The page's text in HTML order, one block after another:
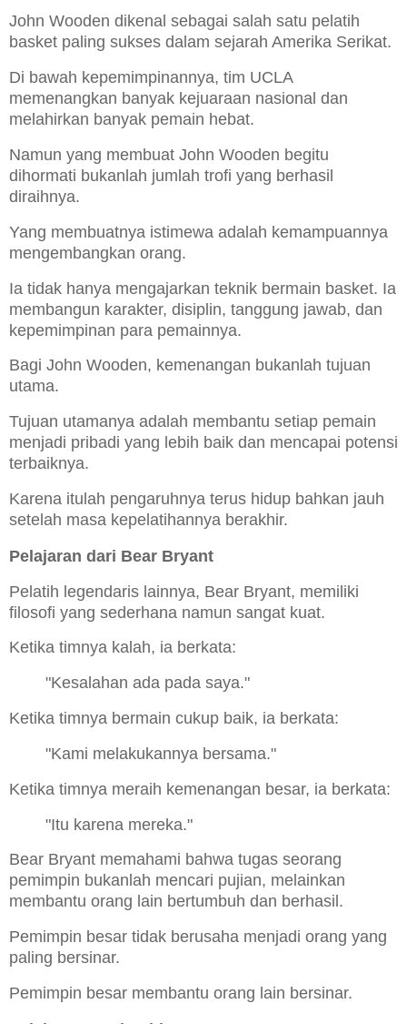
John Wooden dikenal sebagai salah satu pelatih
basket paling sukses dalam sejarah Amerika Serikat.
Di bawah kepemimpinannya, tim UCLA
memenangkan banyak kejuaraan nasional dan
melahirkan banyak pemain hebat.
Namun yang membuat John Wooden begitu
dihormati bukanlah jumlah trofi yang berhasil
diraihnya.
Yang membuatnya istimewa adalah kemampuannya
mengembangkan orang.
Ia tidak hanya mengajarkan teknik bermain basket. Ia
membangun karakter, disiplin, tanggung jawab, dan
kepemimpinan para pemainnya.
Bagi John Wooden, kemenangan bukanlah tujuan
utama.
Tujuan utamanya adalah membantu setiap pemain
menjadi pribadi yang lebih baik dan mencapai potensi
terbaiknya.
Karena itulah pengaruhnya terus hidup bahkan jauh
setelah masa kepelatihannya berakhir.
Pelajaran dari Bear Bryant
Pelatih legendaris lainnya, Bear Bryant, memiliki
filosofi yang sederhana namun sangat kuat.
Ketika timnya kalah, ia berkata:
"Kesalahan ada pada saya."
Ketika timnya bermain cukup baik, ia berkata:
"Kami melakukannya bersama."
Ketika timnya meraih kemenangan besar, ia berkata:
"Itu karena mereka."
Bear Bryant memahami bahwa tugas seorang
pemimpin bukanlah mencari pujian, melainkan
membantu orang lain bertumbuh dan berhasil.
Pemimpin besar tidak berusaha menjadi orang yang
paling bersinar.
Pemimpin besar membantu orang lain bersinar.